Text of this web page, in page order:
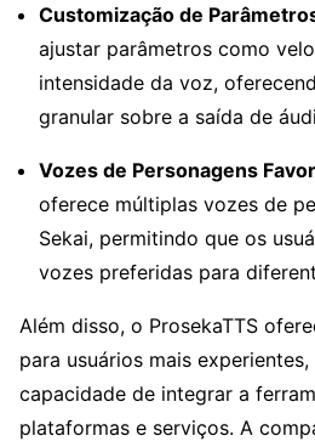
Customização de
ajustar parâmetros como
intensidade da voz,
granular sobre a saída de
Vozes de Personagens
oferece múltiplas vozes de
Sekai, permitindo que os
vozes preferidas para
Além disso, o ProsekaTTS
para usuários mais
capacidade de integrar a
plataformas e serviços. A